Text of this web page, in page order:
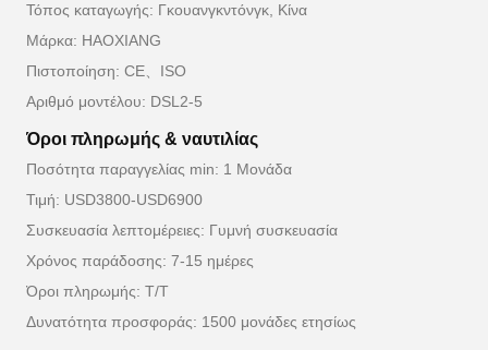
Τόπος καταγωγής: Γκουανγκντόνγκ, Κίνα
Μάρκα: HAOXIANG
Πιστοποίηση: CE、ISO
Αριθμό μοντέλου: DSL2-5
Όροι πληρωμής & ναυτιλίας
Ποσότητα παραγγελίας min: 1 Μονάδα
Τιμή: USD3800-USD6900
Συσκευασία λεπτομέρειες: Γυμνή συσκευασία
Χρόνος παράδοσης: 7-15 ημέρες
Όροι πληρωμής: T/T
Δυνατότητα προσφοράς: 1500 μονάδες ετησίως